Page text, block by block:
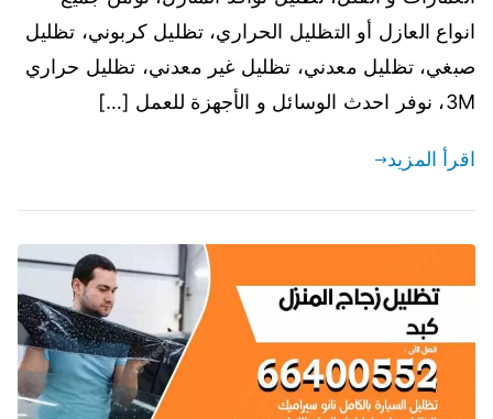
انواع العازل أو التظليل الحراري، تظليل كربوني، تظليل
صبغي، تظليل معدني، تظليل غير معدني، تظليل حراري
3M، نوفر احدث الوسائل و الأجهزة للعمل […]
اقرأ المزيد